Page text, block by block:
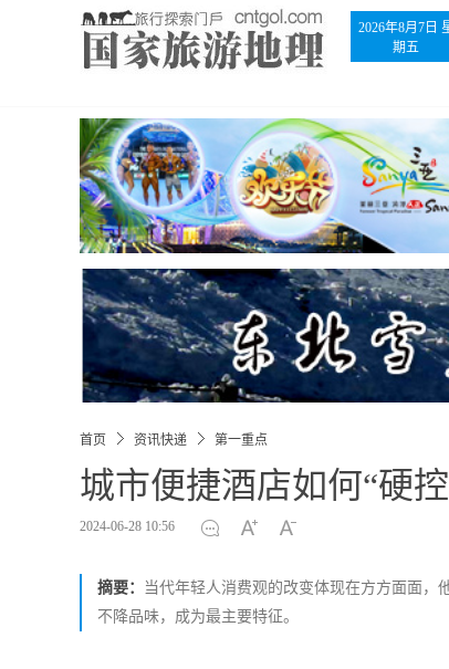
2026年8月7日
期五
首页 资讯快递 第一重点
城市便捷酒店如何“硬控
2024-06-28 10:56
摘要：
当代年轻人消费观的改变体现在方方面面，
不降品味，成为最主要特征。